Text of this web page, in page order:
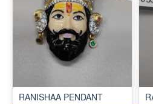
RANISHAA PENDANT